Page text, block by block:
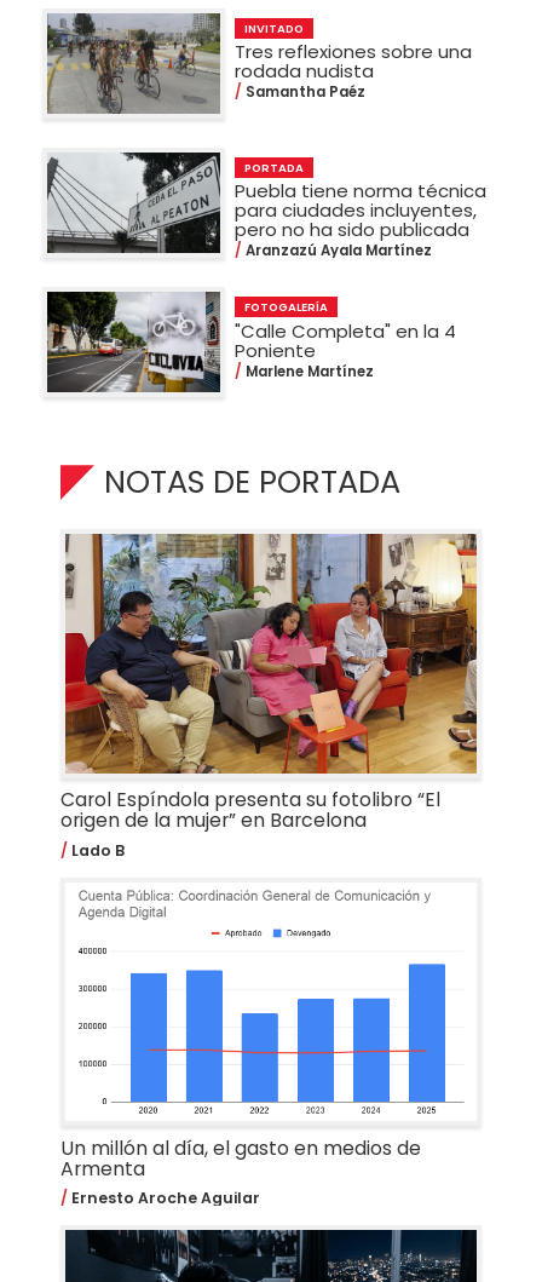
INVITADO
Tres reflexiones sobre una
rodada nudista
Samantha Paéz
PORTADA
Puebla tiene norma técnica
para ciudades incluyentes,
pero no ha sido publicada
Aranzazú Ayala Martínez
FOTOGALERÍA
"Calle Completa" en la 4
Poniente
Marlene Martínez
NOTAS DE PORTADA
Carol Espíndola presenta su fotolibro “El
origen de la mujer” en Barcelona
Lado B
Un millón al día, el gasto en medios de
Armenta
Ernesto Aroche Aguilar